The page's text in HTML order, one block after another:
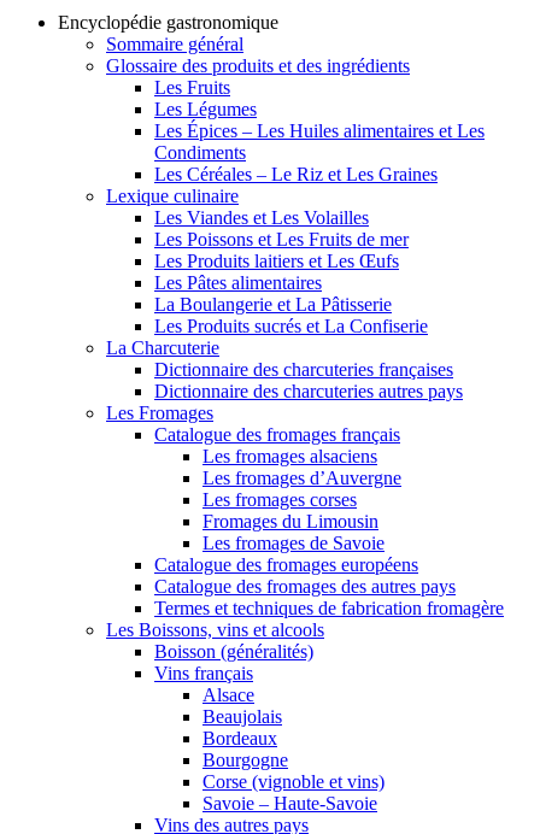
Encyclopédie gastronomique
Sommaire général
Glossaire des produits et des ingrédients
Les Fruits
Les Légumes
Les Épices – Les Huiles alimentaires et Les
Condiments
Les Céréales – Le Riz et Les Graines
Lexique culinaire
Les Viandes et Les Volailles
Les Poissons et Les Fruits de mer
Les Produits laitiers et Les Œufs
Les Pâtes alimentaires
La Boulangerie et La Pâtisserie
Les Produits sucrés et La Confiserie
La Charcuterie
Dictionnaire des charcuteries françaises
Dictionnaire des charcuteries autres pays
Les Fromages
Catalogue des fromages français
Les fromages alsaciens
Les fromages d’Auvergne
Les fromages corses
Fromages du Limousin
Les fromages de Savoie
Catalogue des fromages européens
Catalogue des fromages des autres pays
Termes et techniques de fabrication fromagère
Les Boissons, vins et alcools
Boisson (généralités)
Vins français
Alsace
Beaujolais
Bordeaux
Bourgogne
Corse (vignoble et vins)
Savoie – Haute-Savoie
Vins des autres pays